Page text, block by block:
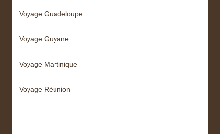
Voyage Guadeloupe
Voyage Guyane
Voyage Martinique
Voyage Réunion